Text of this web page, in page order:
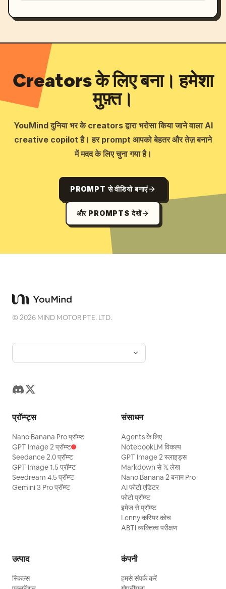
Creators के लिए बना। हमेशा
मुफ़्त।
YouMind दुनिया भर के creators द्वारा भरोसा किया जाने वाला AI
creative copilot है। हर prompt आपको बेहतर और तेज़ बनाने
में मदद के लिए चुना गया है।
PROMPT से वीडियो बनाएं
और PROMPTS देखें
©2026 MIND MOTOR PTE. LTD.
प्रॉम्प्ट्स
Nano Banana Pro प्रॉम्प्ट
GPT Image 2 प्रॉम्प्ट
Seedance 2.0 प्रॉम्प्ट
GPT Image 1.5 प्रॉम्प्ट
Seedream 4.5 प्रॉम्प्ट
Gemini 3 Pro प्रॉम्प्ट
संसाधन
Agents के लिए
NotebookLM विकल्प
GPT Image 2 स्लाइड्स
Markdown से 𝕏 लेख
Nano Banana 2 बनाम Pro
AI फोटो एडिटर
फोटो प्रॉम्प्ट
इमेज से प्रॉम्प्ट
Lenny करियर कोच
ABTI व्यक्तित्व परीक्षण
उत्पाद
स्किल्स
कंपनी
हमसे संपर्क करें